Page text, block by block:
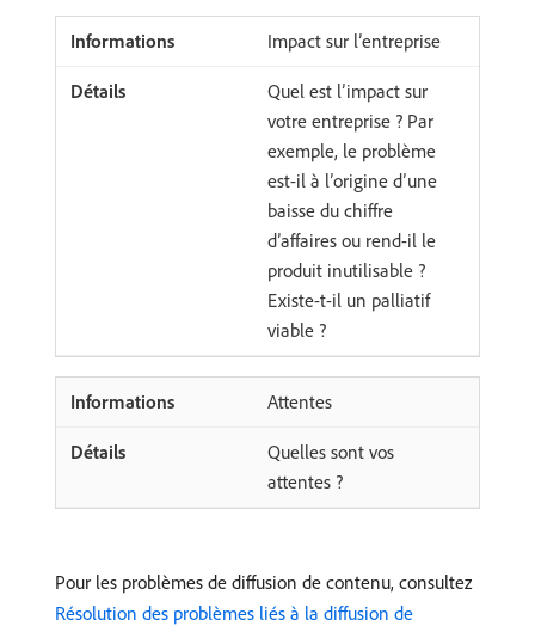
Impact sur l’entreprise
Quel est l’impact sur
votre entreprise ? Par
exemple, le problème
est-il à l’origine d’une
baisse du chiffre
d’affaires ou rend-il le
produit inutilisable ?
Existe-t-il un palliatif
viable ?
Attentes
Quelles sont vos
attentes ?
Pour les problèmes de diffusion de contenu, consultez
Résolution des problèmes liés à la diffusion de